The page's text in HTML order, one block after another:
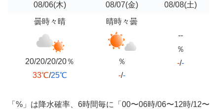
08/06(木) 08/07(金) 08/08(土)
曇時々晴
20/20/20/20％
33℃/25℃
晴時々曇
％
-/-
--
％
-/-
「%」は降水確率、6時間毎に「00〜06時/06〜12時/12〜